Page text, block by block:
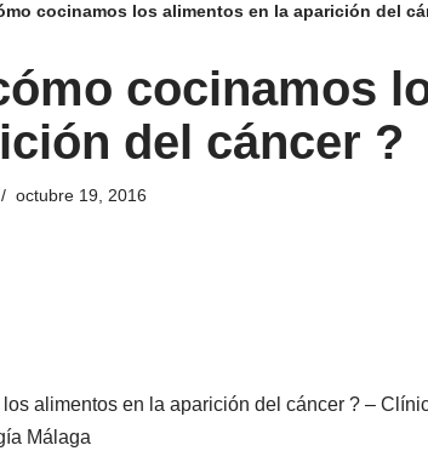
cocinamos los alimentos en la aparición del
cocinamos
del cáncer ?
octubre 19, 2016
alimentos en la aparición del cáncer ? –
Málaga